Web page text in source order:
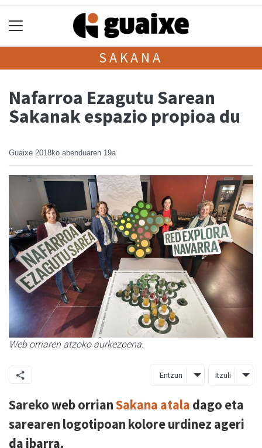
SAKANA
Nafarroa Ezagutu Sarean
Sakanak espazio propioa du
Guaixe 2018ko abenduaren 19a
Web orriaren atzoko aurkezpena.
Entzun Itzuli
Sareko web orrianSakana atala dago eta
sarearen logotipoan kolore urdinez ageri
da ibarra.